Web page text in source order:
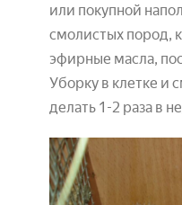
или покупной
смолистых пород,
эфирные масла,
Уборку в клетке и
делать 1-2 раза в